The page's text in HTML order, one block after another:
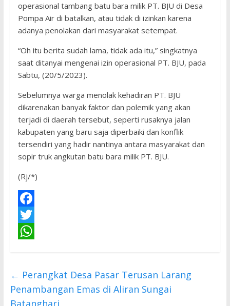
operasional tambang batu bara milik PT. BJU di Desa
Pompa Air di batalkan, atau tidak di izinkan karena
adanya penolakan dari masyarakat setempat.
“Oh itu berita sudah lama, tidak ada itu,” singkatnya
saat ditanyai mengenai izin operasional PT. BJU, pada
Sabtu, (20/5/2023).
Sebelumnya warga menolak kehadiran PT. BJU
dikarenakan banyak faktor dan polemik yang akan
terjadi di daerah tersebut, seperti rusaknya jalan
kabupaten yang baru saja diperbaiki dan konflik
tersendiri yang hadir nantinya antara masyarakat dan
sopir truk angkutan batu bara milik PT. BJU.
(Rj/*)
F
a
b
T
ta
← Perangkat Desa Pasar Terusan Larang
Penambangan Emas di Aliran Sungai
Batanghari